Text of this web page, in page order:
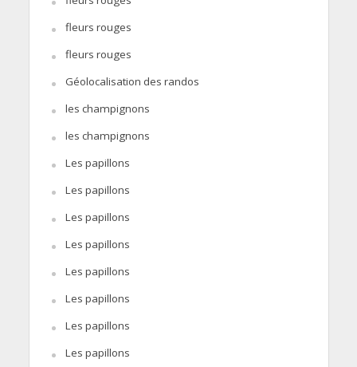
fleurs rouges
fleurs rouges
Géolocalisation des randos
les champignons
les champignons
Les papillons
Les papillons
Les papillons
Les papillons
Les papillons
Les papillons
Les papillons
Les papillons